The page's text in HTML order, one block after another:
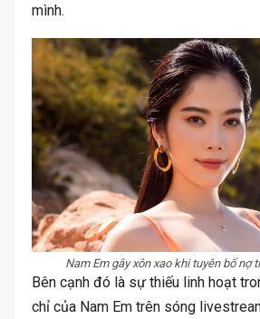
mình.
Nam Em gây xôn xao khi tuyên bố nợ
Bên cạnh đó là sự thiếu linh hoạt
chỉ của Nam Em trên sóng